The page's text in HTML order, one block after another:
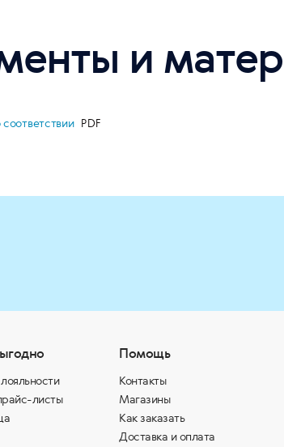
и
листы
Помощь
Контакты
Магазины
Как заказать
Доставка и оплата